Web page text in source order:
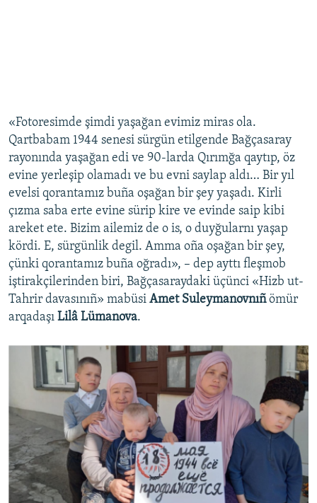
«Fotoresimde şimdi yaşağan evimiz miras ola.
Qartbabam 1944 senesi sürgün etilgende Bağçasaray
rayonında yaşağan edi ve 90-larda Qırımğa qaytıp, öz
evine yerleşip olamadı ve bu evni saylap aldı… Bir yıl
evelsi qorantamız buña oşağan bir şey yaşadı. Kirli
çızma saba erte evine sürip kire ve evinde saip kibi
areket ete. Bizim ailemiz de o is, o duyğularnı yaşap
kördi. E, sürgünlik degil. Amma oña oşağan bir şey,
çünki qorantamız buña oğradı», – dep ayttı fleşmob
iştirakçilerinden biri, Bağçasaraydaki üçünci «Hizb ut-
Tahrir davasınıñ» mabüsi Amet Suleymanovnıñömür
arqadaşı Lilâ Lümanova.